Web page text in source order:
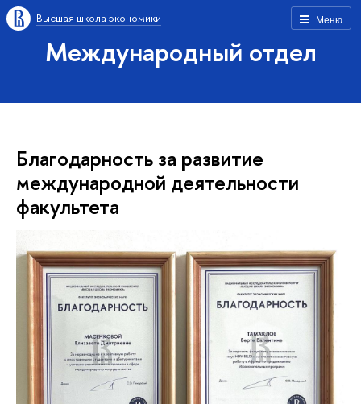
Меню
Высшая школа экономики
Международный отдел
Благодарность за развитие
международной деятельности
факультета